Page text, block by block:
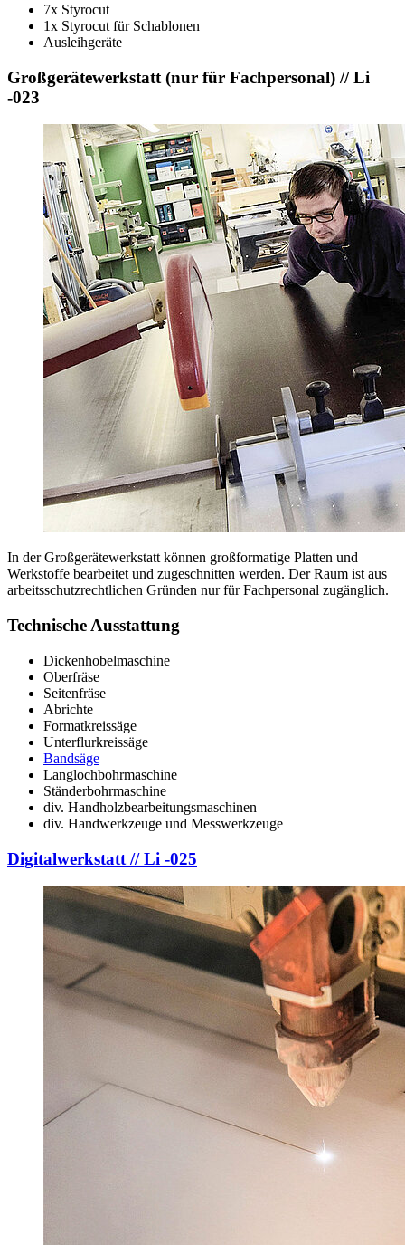
7x Styrocut
1x Styrocut für Schablonen
Ausleihgeräte
Großgerätewerkstatt (nur für Fachpersonal) // Li
-023
In der Großgerätewerkstatt können großformatige Platten und
Werkstoffe bearbeitet und zugeschnitten werden. Der Raum ist aus
arbeitsschutzrechtlichen Gründen nur für Fachpersonal zugänglich.
Technische Ausstattung
Dickenhobelmaschine
Oberfräse
Seitenfräse
Abrichte
Formatkreissäge
Unterflurkreissäge
Bandsäge
Langlochbohrmaschine
Ständerbohrmaschine
div. Handholzbearbeitungsmaschinen
div. Handwerkzeuge und Messwerkzeuge
Digitalwerkstatt // Li -025